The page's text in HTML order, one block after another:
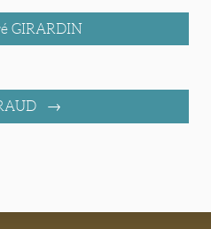
GIRARDIN